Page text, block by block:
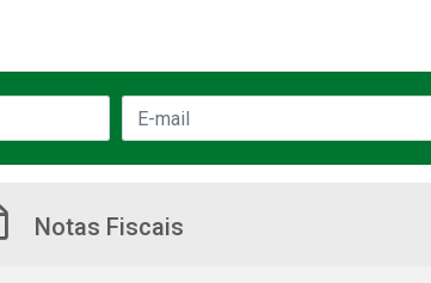
Notas Fiscais